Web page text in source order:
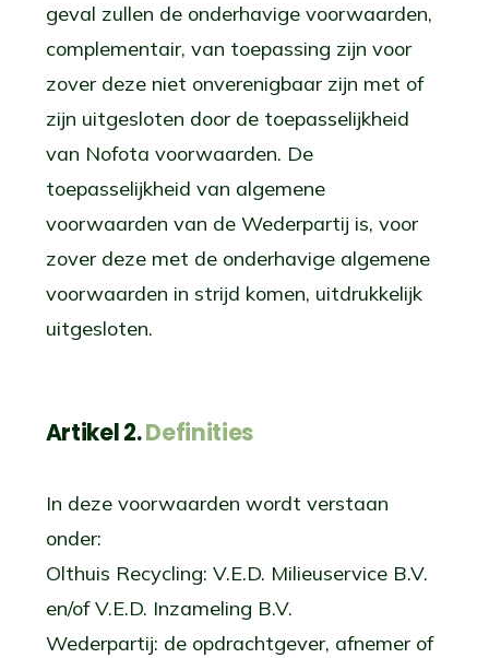
geval zullen de onderhavige voorwaarden,
complementair, van toepassing zijn voor
zover deze niet onverenigbaar zijn met of
zijn uitgesloten door de toepasselijkheid
van Nofota voorwaarden. De
toepasselijkheid van algemene
voorwaarden van de Wederpartij is, voor
zover deze met de onderhavige algemene
voorwaarden in strijd komen, uitdrukkelijk
uitgesloten.
Artikel 2.Definities
In deze voorwaarden wordt verstaan
onder:
Olthuis Recycling: V.E.D. Milieuservice B.V.
en/of V.E.D. Inzameling B.V.
Wederpartij: de opdrachtgever, afnemer of